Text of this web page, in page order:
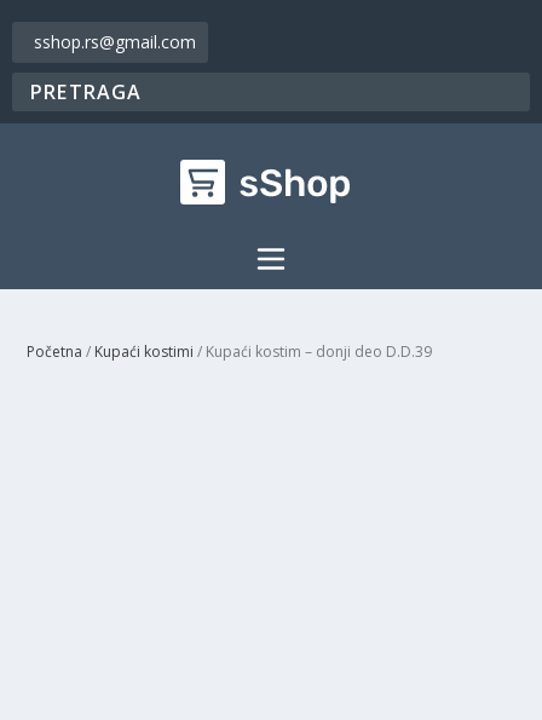
sshop.rs@gmail.com
Početna / Kupaći kostimi / Kupaći kostim – donji deo D.D.39